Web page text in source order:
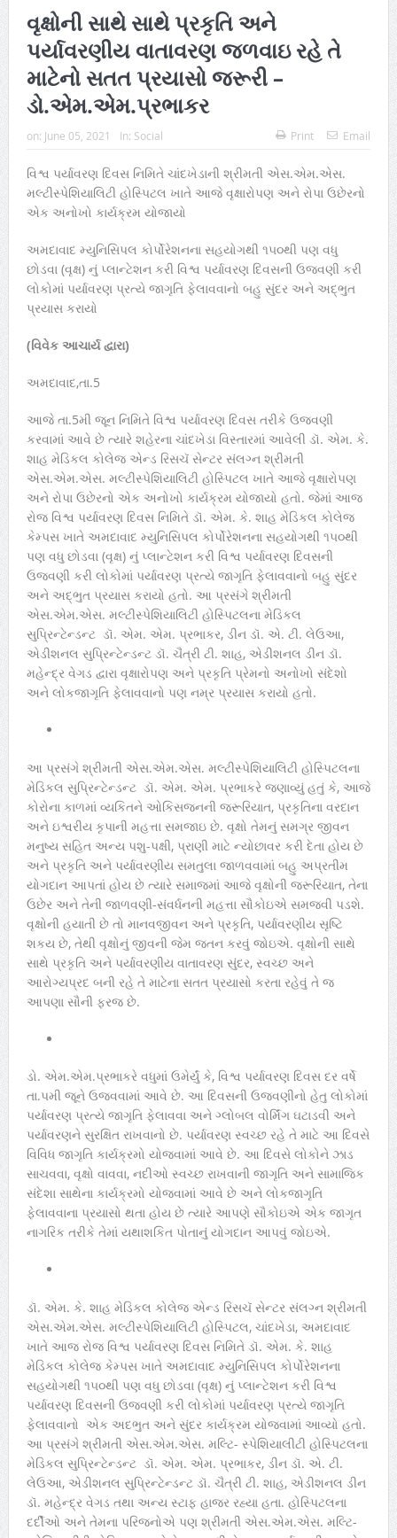
વૃક્ષોની સાથે સાથે પ્રકૃતિ અને
પર્યાવરણીય વાતાવરણ જળવાઇ રહે તે
માટેનો સતત પ્રયાસો જરૂરી –
ડો.એમ.એમ.પ્રભાકર
on: June 05, 2021 In: Social Print Email
વિશ્વ પર્યાવરણ દિવસ નિમિતે ચાંદખેડાની શ્રીમતી એસ.એમ.એસ.
મલ્ટીસ્પેશિયાલિટી હોસ્પિટલ ખાતે આજે વૃક્ષારોપણ અને રોપા ઉછેરનો
એક અનોખો કાર્યક્રમ યોજાયો
અમદાવાદ મ્યુનિસિપલ કોર્પોરેશનના સહયોગથી ૧૫૦થી પણ વધુ
છોડવા (વૃક્ષ) નું પ્લાન્ટેશન કરી વિશ્વ પર્યાવરણ દિવસની ઉજવણી કરી
લોકોમાં પર્યાવરણ પ્રત્યે જાગૃતિ ફેલાવવાનો બહુ સુંદર અને અદ્ભુત
પ્રયાસ કરાયો
(વિવેક આચાર્ય દ્વારા)
અમદાવાદ,તા.5
આજે તા.5મી જૂન નિમિતે વિશ્વ પર્યાવરણ દિવસ તરીકે ઉજવણી
કરવામાં આવે છે ત્યારે શહેરના ચાંદખેડા વિસ્તારમાં આવેલી ડૉ. એમ. કે.
શાહ મેડિકલ કોલેજ એન્ડ રિસચૅ સેન્ટર સંલગ્ન શ્રીમતી
એસ.એમ.એસ. મલ્ટીસ્પેશિયાલિટી હોસ્પિટલ ખાતે આજે વૃક્ષારોપણ
અને રોપા ઉછેરનો એક અનોખો કાર્યક્રમ યોજાયો હતો. જેમાં આજ
રોજ વિશ્વ પર્યાવરણ દિવસ નિમિતે ડૉ. એમ. કે. શાહ મેડિકલ કોલેજ
કેમ્પસ ખાતે અમદાવાદ મ્યુનિસિપલ કોર્પોરેશનના સહયોગથી ૧૫૦થી
પણ વધુ છોડવા (વૃક્ષ) નું પ્લાન્ટેશન કરી વિશ્વ પર્યાવરણ દિવસની
ઉજવણી કરી લોકોમાં પર્યાવરણ પ્રત્યે જાગૃતિ ફેલાવવાનો બહુ સુંદર
અને અદ્ભુત પ્રયાસ કરાયો હતો. આ પ્રસંગે શ્રીમતી
એસ.એમ.એસ. મલ્ટીસ્પેશિયાલિટી હોસ્પિટલના મેડિકલ
સુપ્રિન્ટેન્ડન્ટ ડૉ. એમ. એમ. પ્રભાકર, ડીન ડૉ. એ. ટી. લેઉઆ,
એડીશનલ સુપ્રિન્ટેન્ડન્ટ ડૉ. ચૈત્રી ટી. શાહ, એડીશનલ ડીન ડૉ.
મહેન્દ્ર વેગડ દ્વારા વૃક્ષારોપણ અને પ્રકૃતિ પ્રેમનો અનોખો સંદેશો
અને લોકજાગૃતિ ફેલાવવાનો પણ નમ્ર પ્રયાસ કરાયો હતો.
આ પ્રસંગે શ્રીમતી એસ.એમ.એસ. મલ્ટીસ્પેશિયાલિટી હોસ્પિટલના
મેડિકલ સુપ્રિન્ટેન્ડન્ટ ડૉ. એમ. એમ. પ્રભાકરે જણાવ્યું હતું કે, આજે
કોરોના કાળમાં વ્યકિતને ઓકિસજનની જરૂરિયાત, પ્રકૃતિના વરદાન
અને ઇશ્વરીય કૃપાની મહત્તા સમજાઇ છે. વૃક્ષો તેમનું સમગ્ર જીવન
મનુષ્ય સહિત અન્ય પશુ-પક્ષી, પ્રાણી માટે ન્યોછાવર કરી દેતા હોય છે
અને પ્રકૃતિ અને પર્યાવરણીય સમતુલા જાળવવામાં બહુ અપ્રતીમ
યોગદાન આપતાં હોય છે ત્યારે સમાજમાં આજે વૃક્ષોની જરૂરિયાત, તેના
ઉછેર અને તેની જાળવણી-સંવર્ધનની મહત્તા સૌકોઇએ સમજવી પડશે.
વૃક્ષોની હયાતી છે તો માનવજીવન અને પ્રકૃતિ, પર્યાવરણીય સૃષ્ટિ
શકય છે, તેથી વૃક્ષોનું જીવની જેમ જતન કરવું જોઇએ. વૃક્ષોની સાથે
સાથે પ્રકૃતિ અને પર્યાવરણીય વાતાવરણ સુંદર, સ્વચ્છ અને
આરોગ્યપ્રદ બની રહે તે માટેના સતત પ્રયાસો કરતા રહેવું તે જ
આપણા સૌની ફરજ છે.
ડો. એમ.એમ.પ્રભાકરે વધુમાં ઉમેર્યું કે, વિશ્વ પર્યાવરણ દિવસ દર વર્ષે
તા.પમી જૂને ઉજવવામાં આવે છે. આ દિવસની ઉજવણીનો હેતુ લોકોમાં
પર્યાવરણ પ્રત્યે જાગૃતિ ફેલાવવા અને ગ્લોબલ વોર્મિંગ ઘટાડવી અને
પર્યાવરણને સુરક્ષિત રાખવાનો છે. પર્યાવરણ સ્વચ્છ રહે તે માટે આ દિવસે
વિવિધ જાગૃતિ કાર્યક્રમો યોજવામાં આવે છે. આ દિવસે લોકોને ઝાડ
સાચવવા, વૃક્ષો વાવવા, નદીઓ સ્વચ્છ રાખવાની જાગૃતિ અને સામાજિક
સંદેશા સાથેના કાર્યક્રમો યોજવામાં આવે છે અને લોકજાગૃતિ
ફેલાવવાના પ્રયાસો થતા હોય છે ત્યારે આપણે સૌકોઇએ એક જાગૃત
નાગરિક તરીકે તેમાં યથાશકિત પોતાનું યોગદાન આપવું જોઇએ.
ડૉ. એમ. કે. શાહ મેડિકલ કોલેજ એન્ડ રિસચૅ સેન્ટર સંલગ્ન શ્રીમતી
એસ.એમ.એસ. મલ્ટીસ્પેશિયાલિટી હોસ્પિટલ, ચાંદખેડા, અમદાવાદ
ખાતે આજ રોજ વિશ્વ પર્યાવરણ દિવસ નિમિતે ડૉ. એમ. કે. શાહ
મેડિકલ કોલેજ કેમ્પસ ખાતે અમદાવાદ મ્યુનિસિપલ કોર્પોરેશનના
સહયોગથી ૧૫૦થી પણ વધુ છોડવા (વૃક્ષ) નું પ્લાન્ટેશન કરી વિશ્વ
પર્યાવરણ દિવસની ઉજવણી કરી લોકોમાં પર્યાવરણ પ્રત્યે જાગૃતિ
ફેલાવવાનો એક અદભુત અને સુંદર કાર્યક્રમ યોજવામાં આવ્યો હતો.
આ પ્રસંગે શ્રીમતી એસ.એમ.એસ. મલ્ટિ- સ્પેશિયાલીટી હોસ્પિટલના
મેડિકલ સુપ્રિન્ટેન્ડન્ટ ડૉ. એમ. એમ. પ્રભાકર, ડીન ડૉ. એ. ટી.
લેઉઆ, એડીશનલ સુપ્રિન્ટેન્ડન્ટ ડૉ. ચૈત્રી ટી. શાહ, એડીશનલ ડીન
ડૉ. મહેન્દ્ર વેગડ તથા અન્ય સ્ટાફ હાજર રહ્યા હતા. હોસ્પિટલના
દર્દીઓ અને તેમના પરિજનોએ પણ શ્રીમતી એસ.એમ.એસ. મલ્ટિ-